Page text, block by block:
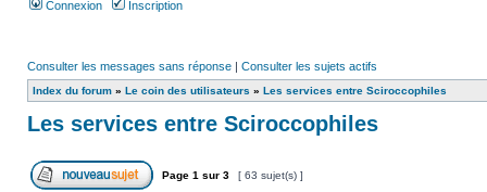
Connexion Inscription
Consulter les messages sans réponse | Consulter les sujets actifs
Index du forum » Le coin des utilisateurs » Les services entre Sciroccophiles
Les services entre Sciroccophiles
Page 1 sur 3 [ 63 sujet(s) ]